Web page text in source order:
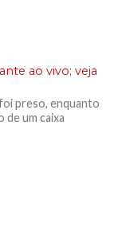
ao vivo; veja
preso, enquanto
de um caixa